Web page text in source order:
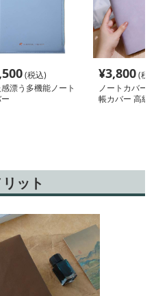
(税込)
漂う多機能ノート
¥3,800(税
ノートカバー
帳カバー 高級
ット